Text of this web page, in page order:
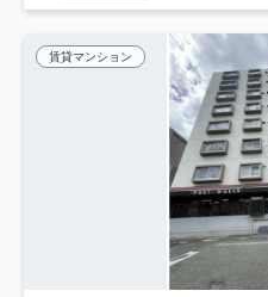
賃貸マンション